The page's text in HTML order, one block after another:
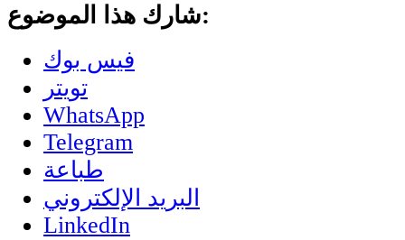
شارك هذا الموضوع:
فيس بوك
تويتر
WhatsApp
Telegram
طباعة
البريد الإلكتروني
LinkedIn